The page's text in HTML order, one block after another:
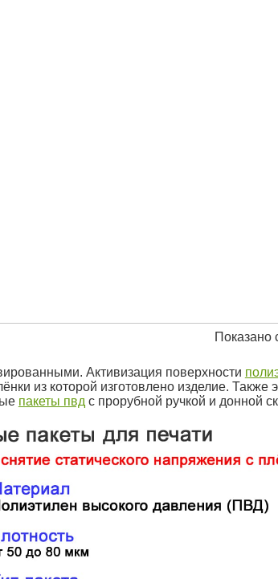
Показано
Активизация поверхности
из которой изготовлено изделие. Также
пакеты пвдс прорубной ручкой и донной